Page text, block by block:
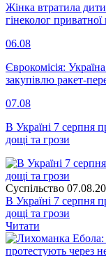
Жінка втратила
гінеколог
06.08
Єврокомісія:
закупівлю ракет-
07.08
В Україні 7 серпня
дощі та грози
Суспiльство
В Україні 7 серпня
дощі та грози
Читати